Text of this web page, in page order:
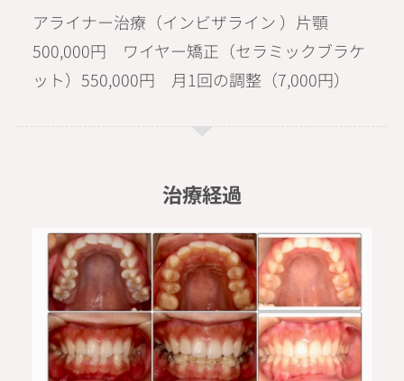
アライナー治療（インビザライン ）片顎
500,000円 ワイヤー矯正（セラミックブラケ
ット）550,000円 月1回の調整（7,000円）
治療経過